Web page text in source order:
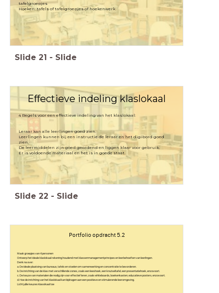
tafelgroepjes
Hoeken: tafels of tafelgroepjes of hoekenwerk
Slide 21 - Slide
Effectieve indeling klaslokaal
4 Regels voor een effectieve indeling van het klaslokaal:
Leraar kan alle leerlingen goed zien.
Leerlingen kunnen bij een instructie de leraar en het digibord goed
Slide 22 - Slide
Portfolio opdracht 5.2
Maak groepjes van 4 personen
Ontwerp het ideale klaslokaal rekening houdend met klassenmanagementprincipes en leerbehoeften van leerlingen.
Denk na over:
a. De ideale plaatsing van bureaus, tafels en stoelen om samenwerking en concentratie te bevorderen.
b. De inrichting van de klas met verschillende zones, zoals een leeshoek, een knutseltafel, een presentatiehoek, enzovoort.
c. De keuze van materialen die nodig zijn voor effectief leren, zoals whiteboards, boekenkasten, educatieve posters, enzovoort.
d. Hoe de inrichting van het klaslokaal kan bijdragen aan een positieve en stimulerende leeromgeving.
Licht jullie keuzes klassikaal toe